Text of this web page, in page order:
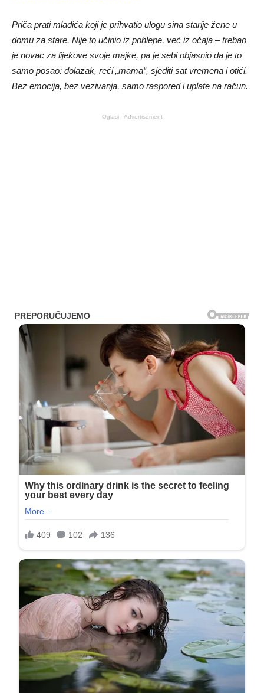
Priča prati mladića koji je prihvatio ulogu sina starije žene u
domu za stare. Nije to učinio iz pohlepe, već iz očaja – trebao
je novac za lijekove svoje majke, pa je sebi objasnio da je to
samo posao: dolazak, reći „mama“, sjediti sat vremena i otići.
Bez emocija, bez vezivanja, samo raspored i uplate na račun.
Oglasi - Advertisement